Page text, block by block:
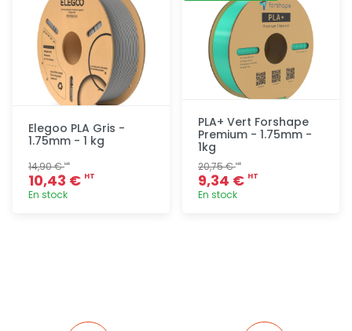
Elegoo PLA Gris -
1.75mm - 1 kg
14,90 €HT
10,43 € HT
En stock
PLA+ Vert Forshape
Premium - 1.75mm -
1kg
20,75 €HT
9,34 € HT
En stock